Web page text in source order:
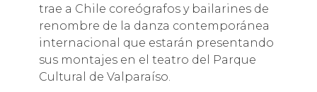
trae a Chile coreógrafos y bailarines de
renombre de la danza contemporánea
internacional que estarán presentando
sus montajes en el teatro del Parque
Cultural de Valparaíso.